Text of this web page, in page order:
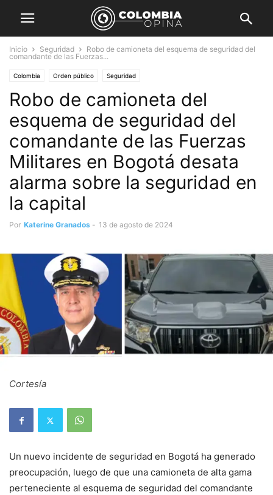
Inicio Seguridad
Robo de camioneta del esquema de seguridad del
comandante de las Fuerzas...
Colombia Orden público Seguridad
Robo de camioneta del
esquema de seguridad del
comandante de las Fuerzas
Militares en Bogotá desata
alarma sobre la seguridad en
la capital
Por Katerine Granados - 13 de agosto de 2024
Cortesía
Un nuevo incidente de seguridad en Bogotá ha generado
preocupación, luego de que una camioneta de alta gama
perteneciente al esquema de seguridad del comandante